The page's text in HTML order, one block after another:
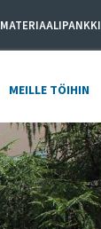
MATERIAALIPANKKI
MEILLE TÖIHIN